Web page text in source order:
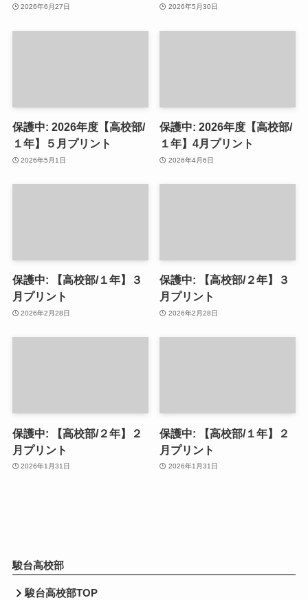
2026年6月27日 2026年5月30日
保護中: 2026年度【高校部/
１年】５月プリント
2026年5月1日
保護中: 2026年度【高校部/
１年】4月プリント
2026年4月6日
保護中: 【高校部/１年】３
月プリント
2026年2月28日
保護中: 【高校部/２年】３
月プリント
2026年2月28日
保護中: 【高校部/２年】２
月プリント
2026年1月31日
保護中: 【高校部/１年】２
月プリント
2026年1月31日
駿台高校部
駿台高校部TOP